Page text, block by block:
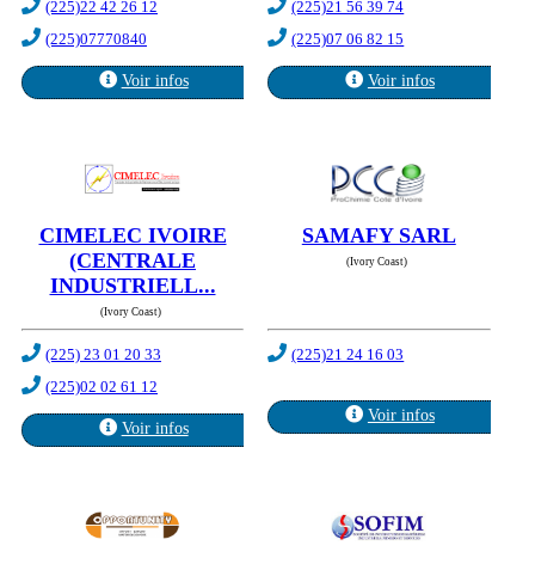
(225)22 42 26 12
(225)07770840
Voir infos
(225)21 56 39 74
(225)07 06 82 15
Voir infos
CIMELEC IVOIRE
(CENTRALE
INDUSTRIELL...
(Ivory Coast)
(225) 23 01 20 33
(225)02 02 61 12
Voir infos
SAMAFY SARL
(Ivory Coast)
(225)21 24 16 03
Voir infos